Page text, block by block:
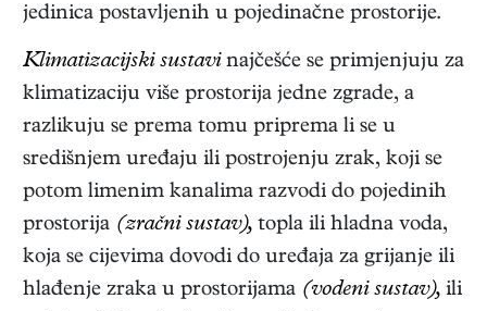
jedinica postavljenih u pojedinačne prostorije.
Klimatizacijski sustavinajčešće se primjenjuju za
klimatizaciju više prostorija jedne zgrade, a
razlikuju se prema tomu priprema li se u
središnjem uređaju ili postrojenju zrak, koji se
potom limenim kanalima razvodi do pojedinih
prostorija (zračni sustav), topla ili hladna voda,
koja se cijevima dovodi do uređaja za grijanje ili
hlađenje zraka u prostorijama (vodeni sustav), ili